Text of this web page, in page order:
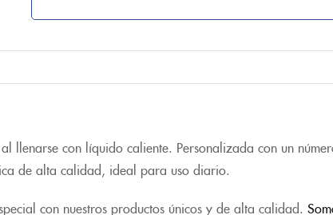
con líquido caliente. Personalizada con un
de alta calidad, ideal para uso diario.
con nuestros productos únicos y de alta calidad.